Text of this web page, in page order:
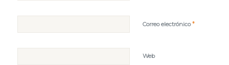
Correo electrónico*
Web